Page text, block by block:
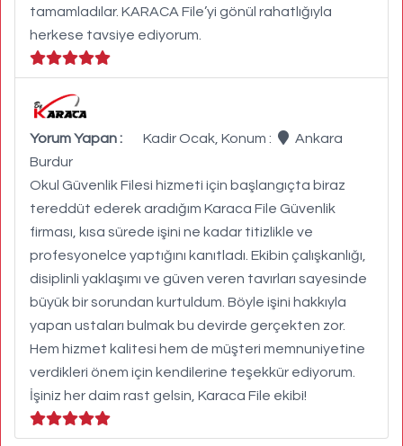
tamamladılar. KARACA File’yi gönül rahatlığıyla
herkese tavsiye ediyorum.
Yorum Yapan : Kadir Ocak, Konum :
Ankara
Burdur
Okul Güvenlik Filesi hizmeti için başlangıçta biraz
tereddüt ederek aradığım Karaca File Güvenlik
firması, kısa sürede işini ne kadar titizlikle ve
profesyonelce yaptığını kanıtladı. Ekibin çalışkanlığı,
disiplinli yaklaşımı ve güven veren tavırları sayesinde
büyük bir sorundan kurtuldum. Böyle işini hakkıyla
yapan ustaları bulmak bu devirde gerçekten zor.
Hem hizmet kalitesi hem de müşteri memnuniyetine
verdikleri önem için kendilerine teşekkür ediyorum.
İşiniz her daim rast gelsin, Karaca File ekibi!